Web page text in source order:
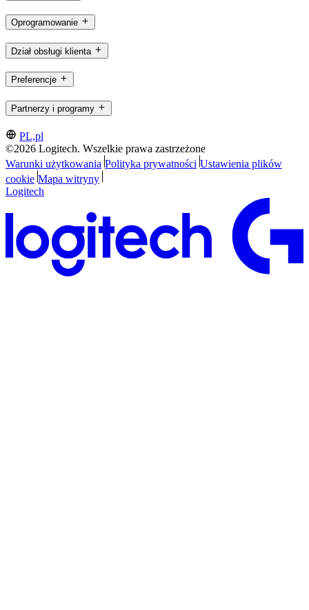
Oprogramowanie
Dział obsługi klienta
Preferencje
Partnerzy i programy
PL,pl
©2026 Logitech. Wszelkie prawa zastrzeżone
Warunki użytkowania Polityka prywatności Ustawienia plików
cookie Mapa witryny
Logitech